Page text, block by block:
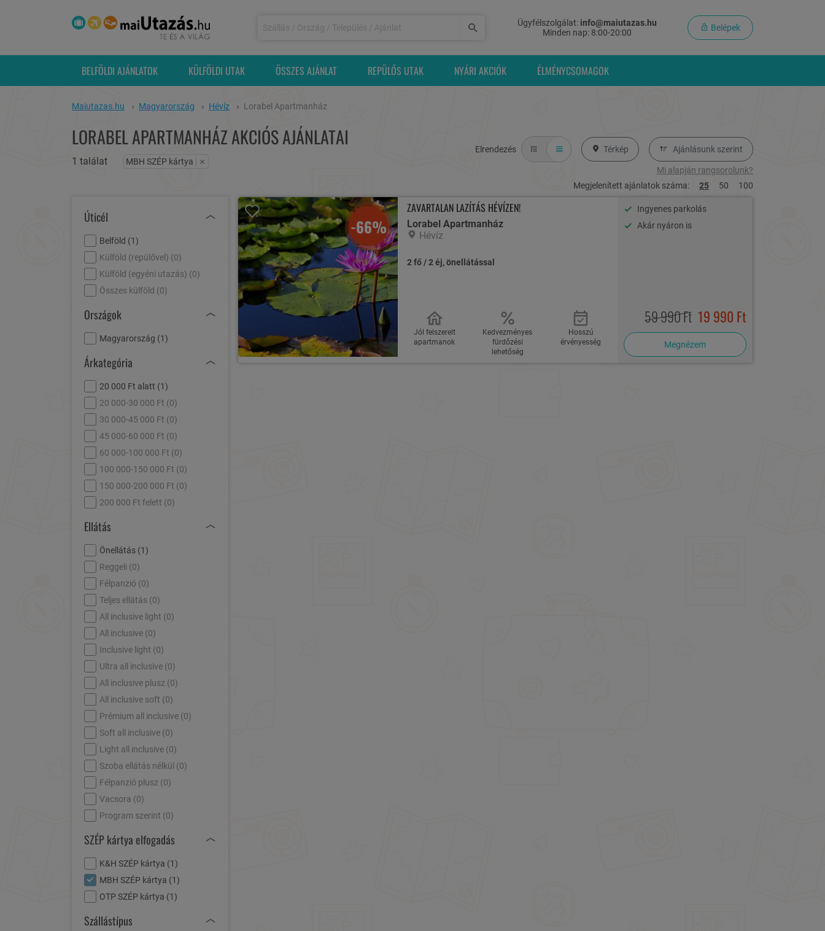
Ügyfélszolgálat: info@maiutazas.hu
Minden nap: 8:00-20:00
Belépek
BELFÖLDI AJÁNLATOK KÜLFÖLDI UTAK ÖSSZES AJÁNLAT REPÜLŐS UTAK NYÁRI AKCIÓK ÉLMÉNYCSOMAGOK
Maiutazas.hu Magyarország Hévíz Lorabel Apartmanház
LORABEL APARTMANHÁZ AKCIÓS AJÁNLATAI
1 találat MBH SZÉP kártya ×
Elrendezés Térkép Ajánlásunk szerint
Mi alapján rangsorolunk?
Megjelenített ajánlatok száma:
25 50 100
Úticél
Belföld (1)
Külföld (repülővel) (0)
Külföld (egyéni utazás) (0)
Összes külföld (0)
Országok
Magyarország (1)
Árkategória
20 000 Ft alatt (1)
20 000-30 000 Ft (0)
30 000-45 000 Ft (0)
45 000-60 000 Ft (0)
60 000-100 000 Ft (0)
100 000-150 000 Ft (0)
150 000-200 000 Ft (0)
200 000 Ft felett (0)
Ellátás
Önellátás (1)
Reggeli (0)
Félpanzió (0)
Teljes ellátás (0)
All inclusive light (0)
All inclusive (0)
Inclusive light (0)
Ultra all inclusive (0)
All inclusive plusz (0)
All inclusive soft (0)
Prémium all inclusive (0)
Soft all inclusive (0)
Light all inclusive (0)
Szoba ellátás nélkül (0)
Félpanzió plusz (0)
Vacsora (0)
Program szerint (0)
SZÉP kártya elfogadás
K&H SZÉP kártya (1)
MBH SZÉP kártya (1)
OTP SZÉP kártya (1)
Szállástípus
-66%
ZAVARTALAN LAZÍTÁS HÉVÍZEN!
Lorabel Apartmanház
Hévíz
2 fő / 2 éj, önellátással
Jól felszerelt
apartmanok
Kedvezményes
fürdőzési
lehetőség
Hosszú
érvényesség
Ingyenes parkolás
Akár nyáron is
59 990 Ft 19 990 Ft
Megnézem